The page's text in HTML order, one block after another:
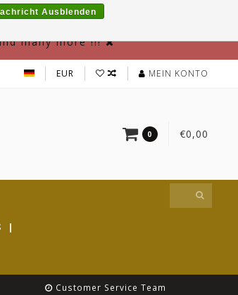
many more !!!
EUR MEIN KONTO
0 €0,00
|
Customer Service Team
Ausblenden